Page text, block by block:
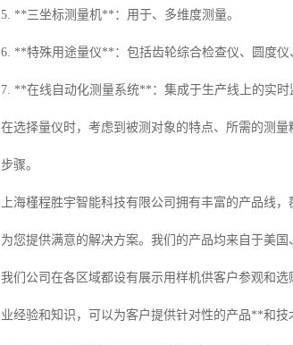
5. **三坐标测量机**：用于、多维度测量。
6. **特殊用途量仪**：包括齿轮综合检查仪、圆度仪
7. **在线自动化测量系统**：集成于生产线上的实时
在选择量仪时，考虑到被测对象的特点、所需的测
步骤。
上海槿程胜宇智能科技有限公司拥有丰富的产品线
为您提供满意的解决方案。我们的产品均来自于美
我们公司在各区域都设有展示用样机供客户参观和
业经验和知识，可以为客户提供针对性的产品**和技